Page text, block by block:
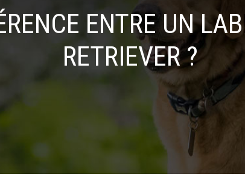
ENTRE UN
RETRIEVER ?